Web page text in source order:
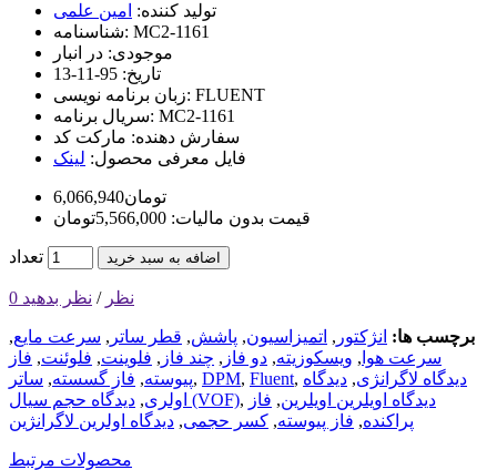
تولید کننده: امین علمی
شناسنامه: MC2-1161
موجودی: در انبار
تاریخ: 95-11-13
زبان برنامه نویسی: FLUENT
سریال برنامه: MC2-1161
سفارش دهنده: مارکت کد
فایل معرفی محصول: لینک
6,066,940تومان
قیمت بدون مالیات: 5,566,000تومان
تعداد اضافه به سبد خرید
0 نظر / نظر بدهید
برچسب ها: انژکتور , اتمیزاسیون, پاشش, قطر ساتر , سرعت مایع,
سرعت هوا , ویسکوزیته, دو فاز , چند فاز , فلوینت, فلوئنت, فاز
پیوسته, فاز گسسته, ساتر , DPM, Fluent, دیدگاه لاگرانژی, دیدگاه
اولری, دیدگاه حجم سیال (VOF), دیدگاه اویلرین اویلرین, فاز
پراکنده, فاز پیوسته, کسر حجمی, دیدگاه اولرین لاگرانژین
محصولات مرتبط